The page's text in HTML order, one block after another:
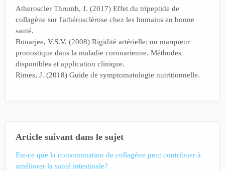
Atheroscler Thromb, J. (2017) Effet du tripeptide de
collagène sur l'athérosclérose chez les humains en bonne
santé.
Bonarjee, V.S.V. (2008) Rigidité artérielle: un marqueur
pronostique dans la maladie coronarienne. Méthodes
disponibles et application clinique.
Rimes, J. (2018) Guide de symptomatologie nutritionnelle.
Article suivant dans le sujet
Est-ce que la consommation de collagène peut contribuer à
améliorer la santé intestinale?